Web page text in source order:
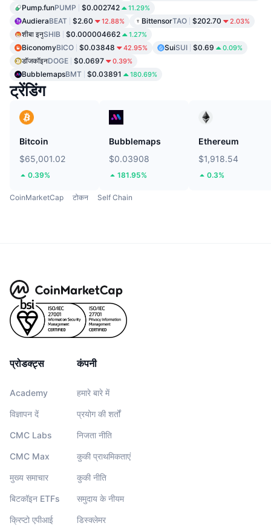
Pump.funPUMP $0.002742 11.29%
AudieraBEAT $2.60 12.88% BittensorTAO $202.70 2.03%
शीबा इनुSHIB $0.000004662 1.27%
BiconomyBICO $0.03848 42.95% SuiSUI $0.69 0.09%
डॉजकॉइनDOGE $0.0697 0.39%
BubblemapsBMT $0.03891 180.69%
ट्रेंडिंग
Bitcoin
$65,001.02
0.39%
Bubblemaps
$0.03908
181.95%
Ethereum
$1,918.54
0.3%
CoinMarketCap टोकन Self Chain
प्रोडक्ट्स
Academy
विज्ञापन दें
CMC Labs
CMC Max
मुख्य समाचार
बिटकॉइन ETFs
क्रिप्टो एपीआई
कंपनी
हमारे बारे में
प्रयोग की शर्तों
निजता नीति
कुकी प्राथमिकताएं
कुकी नीति
समुदाय के नीयम
डिस्क्लेमर